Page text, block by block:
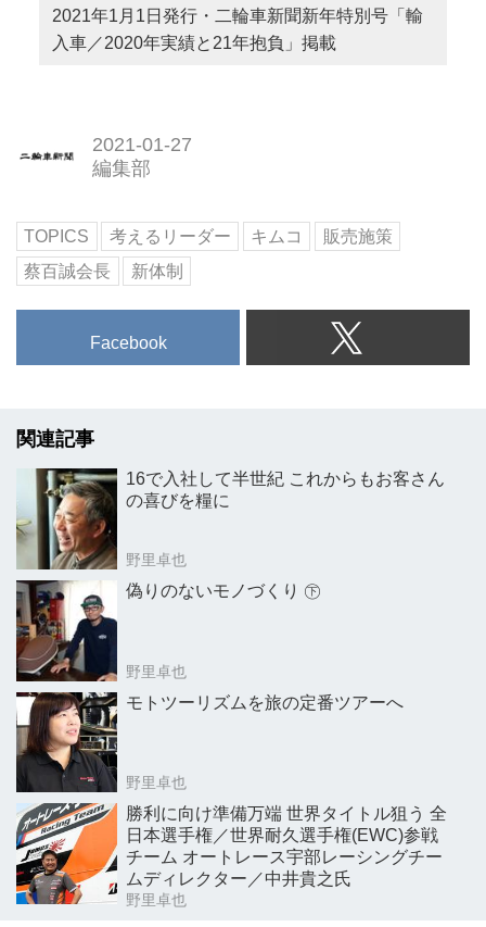
2021年1月1日発行・二輪車新聞新年特別号「輸
入車／2020年実績と21年抱負」掲載
2021-01-27
編集部
TOPICS 考えるリーダー キムコ
販売施策
蔡百誠会長
新体制
Facebook
関連記事
16で入社して半世紀 これからもお客さん
の喜びを糧に
野里卓也
偽りのないモノづくり ㊦
野里卓也
モトツーリズムを旅の定番ツアーへ
野里卓也
勝利に向け準備万端 世界タイトル狙う 全
日本選手権／世界耐久選手権(EWC)参戦
チーム オートレース宇部レーシングチー
ムディレクター／中井貴之氏
野里卓也